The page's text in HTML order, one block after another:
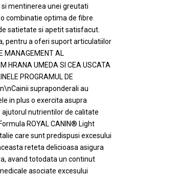
mentinerea unei greutati
combinatie optima de fibre
satietate si apetit satisfacut.
pentru a oferi suport articulatiilor
MANAGEMENT AL
HRANA UMEDA SI CEA USCATA
PROGRAMUL DE
supraponderali au
in plus o exercita asupra
nutrientilor de calitate
ROYAL CANIN® Light
care sunt predispusi excesului
reteta delicioasa asigura
avand totodata un continut
asociate excesului